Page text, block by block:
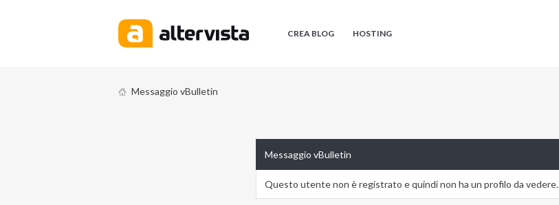
CREA BLOG HOSTING
Messaggio vBulletin
Messaggio vBulletin
Questo utente non è registrato e quindi non ha un profilo da vedere.